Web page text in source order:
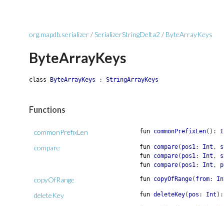
org.mapdb.serializer/SerializerStringDelta2 / ByteArrayKeys
ByteArrayKeys
class ByteArrayKeys : StringArrayKeys
Functions
commonPrefixLen fun commonPrefixLen( ) :
compare fun compare( pos1: Int ,
fun compare( pos1: Int ,
fun compare( pos1: Int ,
copyOfRange fun copyOfRange( from:
deleteKey fun deleteKey( pos : Int )